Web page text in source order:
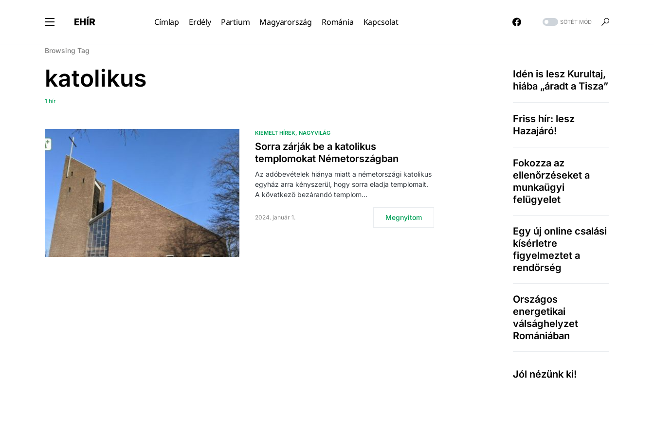
EHÍR Címlap Erdély Partium Magyarország Románia Kapcsolat SÖTÉT MÓD
Browsing Tag
katolikus
1 hír
KIEMELT HÍREK NAGYVILÁG
Sorra zárják be a katolikus
templomokat Németországban
Az adóbevételek hiánya miatt a németországi katolikus
egyház arra kényszerül, hogy sorra eladja templomait.
A következő bezárandó templom…
2024. január 1. Megnyitom
Idén is lesz Kurultaj,
hiába „áradt a Tisza”
Friss hír: lesz
Hazajáró!
Fokozza az
ellenőrzéseket a
munkaügyi
felügyelet
Egy új online csalási
kísérletre
figyelmeztet a
rendőrség
Országos
energetikai
válsághelyzet
Romániában
Jól nézünk ki!